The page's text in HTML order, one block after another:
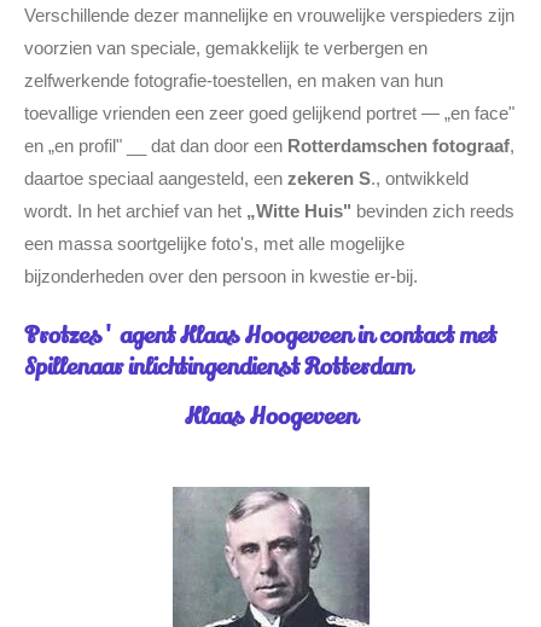
Verschillende dezer mannelijke en vrouwelijke verspieders zijn
voorzien van speciale, gemakkelijk te verbergen en
zelfwerkende fotografie-toestellen, en maken van hun
toevallige vrienden een zeer goed gelijkend portret — „en face"
en „en profil" __ dat dan door een Rotterdamschen fotograaf,
daartoe speciaal aangesteld, een zekeren S., ontwikkeld
wordt. In het archief van het „Witte Huis" bevinden zich reeds
een massa soortgelijke foto's, met alle mogelijke
bijzonderheden over den persoon in kwestie er-bij.
Protzes' agent Klaas Hoogeveen in contact met
Spillenaar inlichtingendienst Rotterdam
Klaas Hoogeveen